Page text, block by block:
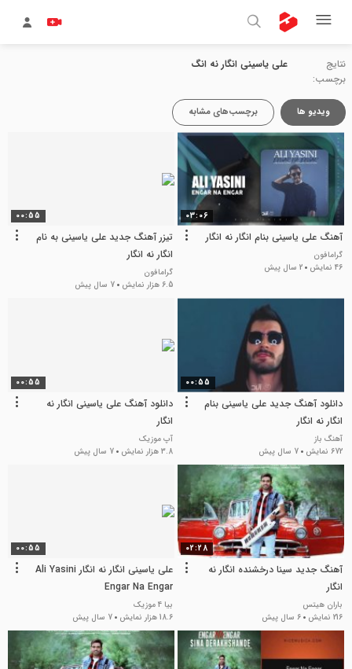
نتایج
برچسب:
علی یاسینی انگار نه انگ
ویدیو ها برچسب‌های مشابه
03:06
آهنگ علی یاسینی بنام انگار نه انگار
گرامافون
46 نمایش
2 سال پیش
00:55
تیزر آهنگ جدید علی یاسینی به نام
انگار نه انگار
گرامافون
6.5 هزار نمایش
7 سال پیش
00:55
دانلود آهنگ جدید علی یاسینی بنام
انگار نه انگار
آهنگ باز
672 نمایش
7 سال پیش
00:55
دانلود آهنگ علی یاسینی انگار نه
انگار
آپ موزیک
3.8 هزار نمایش
7 سال پیش
02:28
آهنگ جدید سینا درخشنده انگار نه
انگار
باران هیتس
216 نمایش
6 سال پیش
00:55
علی یاسینی انگار نه انگار Ali Yasini
Engar Na Engar
بیا 4 موزیک
18.6 هزار نمایش
7 سال پیش